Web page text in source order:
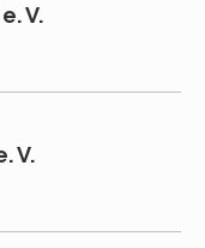
V.
V.